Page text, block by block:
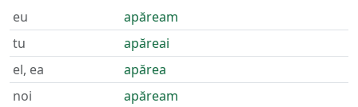
eu
apăream
tu
apăreai
el, ea
apărea
noi
apăream